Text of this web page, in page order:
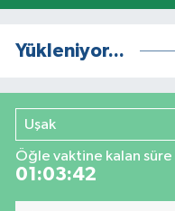
Yükleniyor...
Uşak
Öğle vaktine kalan süre
01:03:41